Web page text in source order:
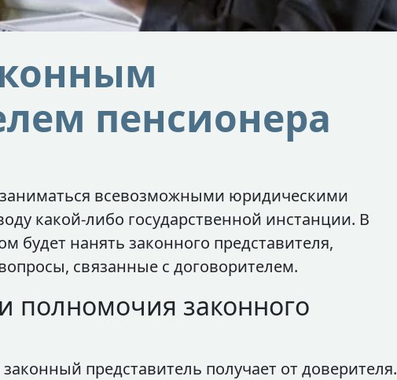
пенсионера
всевозможными юридическими
какой-либо государственной инстанции. В
будет нанять законного представителя,
связанные с договорителем.
полномочия законного
представитель получает от доверителя.